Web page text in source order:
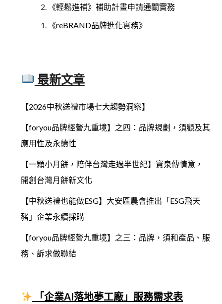
《輕鬆進補》補助計畫申請通關實務
《reBRAND品牌進化實務》
最新文章
【2026中秋送禮市場七大趨勢洞察】
【foryou品牌經營九重境】之四：品牌規劃，須顧及其
應用性及永續性
【一顆小月餅，陪伴台灣走過半世紀】寶泉傳情意，
開創台灣月餅新文化
【中秋送禮也能做ESG】大安區農會推出「ESG飛天
豬」企業永續採購
【foryou品牌經營九重境】之三：品牌，須和產品、服
務、訴求做聯結
「企業AI落地夢工廠」服務需求表